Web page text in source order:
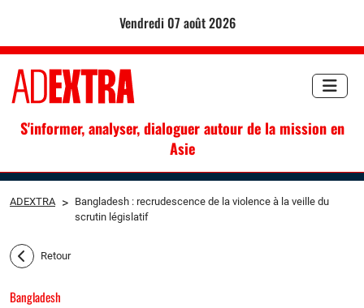
vendredi 07 août 2026
S'informer, analyser, dialoguer autour de la mission en
Asie
ADEXTRA > Bangladesh : recrudescence de la violence à la veille du
scrutin législatif
Retour
Bangladesh